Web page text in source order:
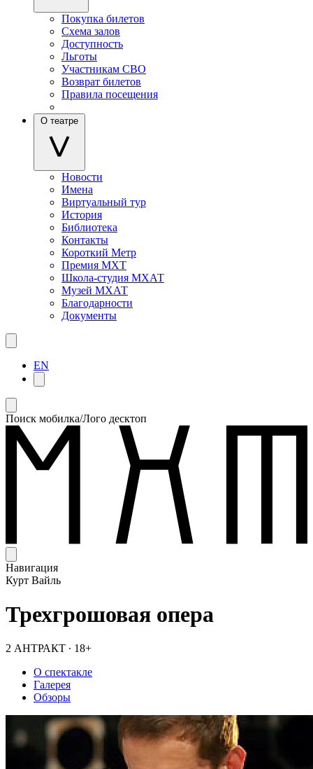
Покупка билетов
Схема залов
Доступность
Льготы
Участникам СВО
Возврат билетов
Правила посещения
О театре
Новости
Имена
Виртуальный тур
История
Библиотека
Контакты
Короткий Метр
Премия МХТ
Школа-студия МХАТ
Музей МХАТ
Благодарности
Документы
EN
Поиск мобилка/Лого десктоп
Навигация
Курт Вайль
Трехгрошовая опера
2 АНТРАКТ ∙ 18+
О спектакле
Галерея
Обзоры